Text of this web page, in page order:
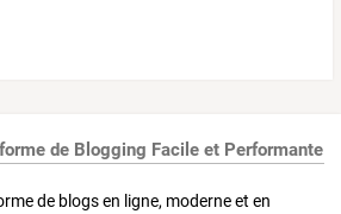
de Blogging Facile et Performante
de blogs en ligne, moderne et en